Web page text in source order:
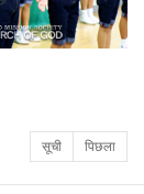
सूची पिछला